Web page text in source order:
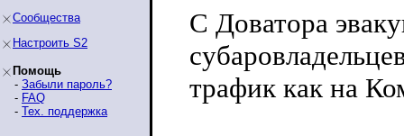
Сообщества
Настроить S2
Помощь
- Забыли пароль?
- FAQ
- Тех. поддержка
С Доватора
трафик как на